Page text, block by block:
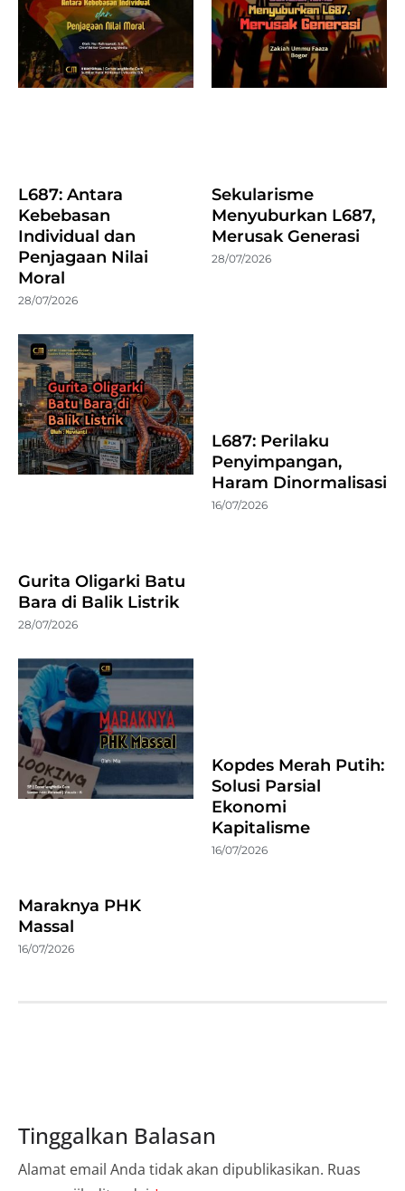
L687: Antara
Kebebasan
Individual dan
Penjagaan Nilai
Moral
28/07/2026
Sekularisme
Menyuburkan L687,
Merusak Generasi
28/07/2026
Gurita Oligarki Batu
Bara di Balik Listrik
28/07/2026
L687: Perilaku
Penyimpangan,
Haram Dinormalisasi
16/07/2026
Maraknya PHK
Massal
16/07/2026
Kopdes Merah Putih:
Solusi Parsial
Ekonomi
Kapitalisme
16/07/2026
Tinggalkan Balasan
Alamat email Anda tidak akan dipublikasikan. Ruas